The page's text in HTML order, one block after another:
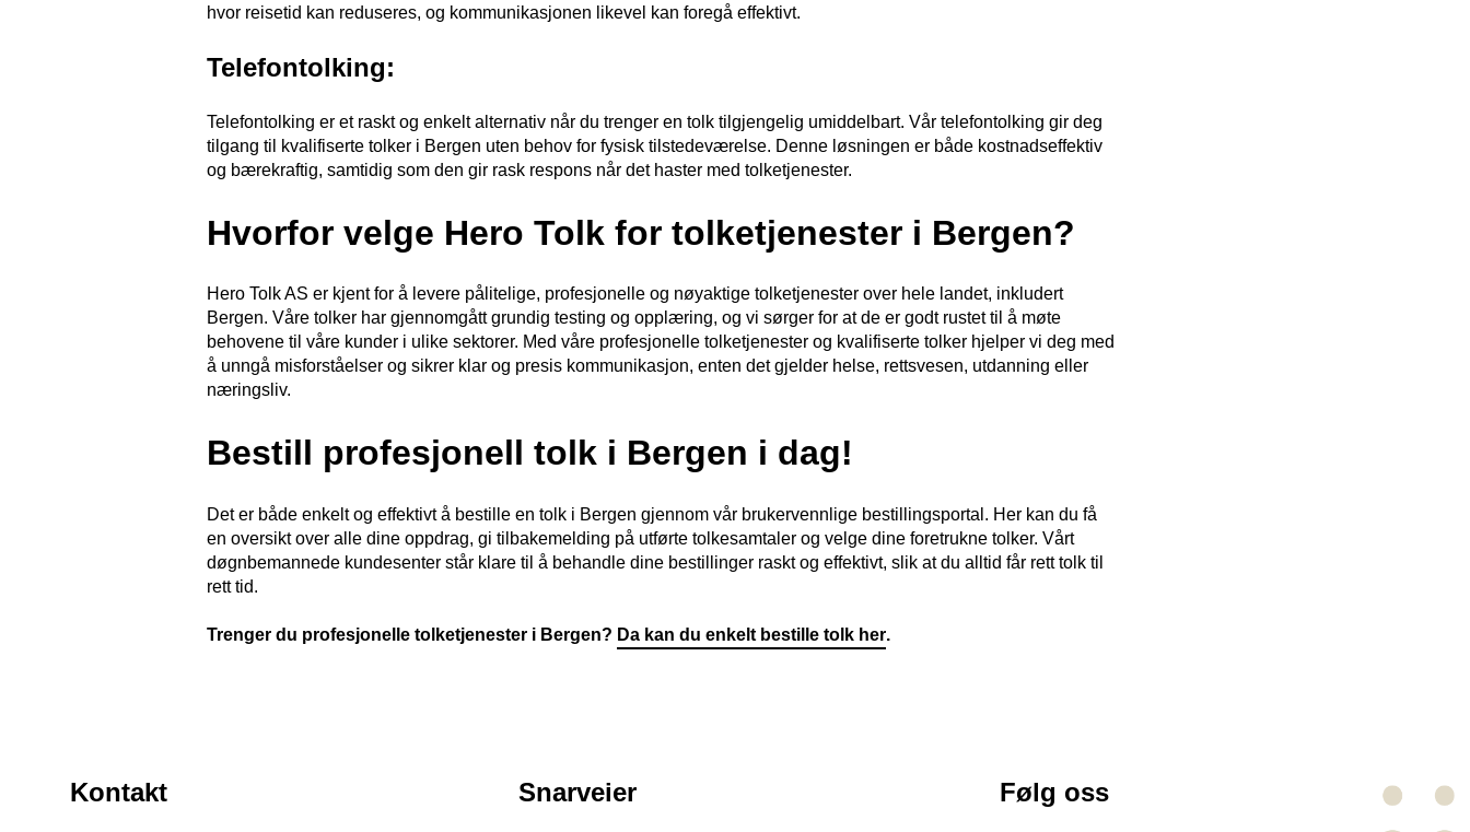
hvor reisetid kan reduseres, og kommunikasjonen likevel kan foregå effektivt.
Telefontolking:
Telefontolking er et raskt og enkelt alternativ når du trenger en tolk tilgjengelig umiddelbart. Vår telefontolking gir deg
tilgang til kvalifiserte tolker i Bergen uten behov for fysisk tilstedeværelse. Denne løsningen er både kostnadseffektiv
og bærekraftig, samtidig som den gir rask respons når det haster med tolketjenester.
Hvorfor velge Hero Tolk for tolketjenester i Bergen?
Hero Tolk AS er kjent for å levere pålitelige, profesjonelle og nøyaktige tolketjenester over hele landet, inkludert
Bergen. Våre tolker har gjennomgått grundig testing og opplæring, og vi sørger for at de er godt rustet til å møte
behovene til våre kunder i ulike sektorer. Med våre profesjonelle tolketjenester og kvalifiserte tolker hjelper vi deg med
å unngå misforståelser og sikrer klar og presis kommunikasjon, enten det gjelder helse, rettsvesen, utdanning eller
næringsliv.
Bestill profesjonell tolk i Bergen i dag!
Det er både enkelt og effektivt å bestille en tolk i Bergen gjennom vår brukervennlige bestillingsportal. Her kan du få
en oversikt over alle dine oppdrag, gi tilbakemelding på utførte tolkesamtaler og velge dine foretrukne tolker. Vårt
døgnbemannede kundesenter står klare til å behandle dine bestillinger raskt og effektivt, slik at du alltid får rett tolk til
rett tid.
Trenger du profesjonelle tolketjenester i Bergen? Da kan du enkelt bestille tolk her.
Kontakt Snarveier Følg oss